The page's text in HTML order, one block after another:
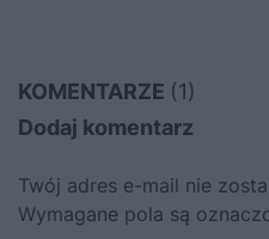
KOMENTARZE (1)
Dodaj komentarz
Twój adres e-mail nie
Wymagane pola są